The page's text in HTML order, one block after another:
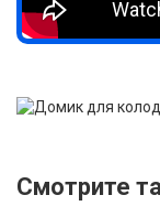
Смотрите